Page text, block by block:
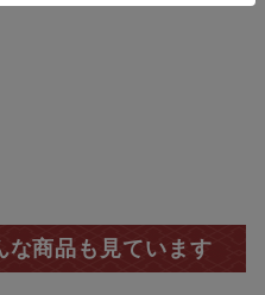
な商品も見ています